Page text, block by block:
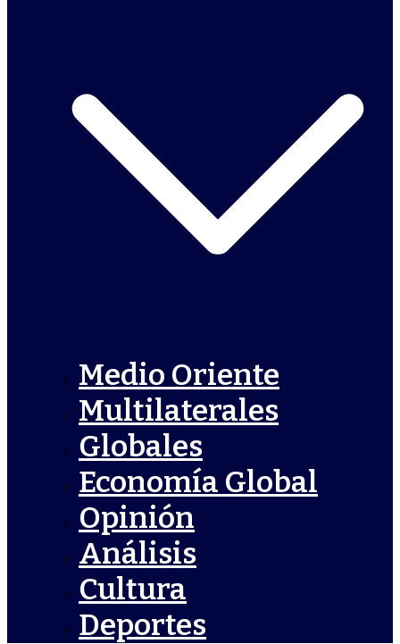
Medio Oriente
Multilaterales
Globales
Economía Global
Opinión
Análisis
Cultura
Deportes